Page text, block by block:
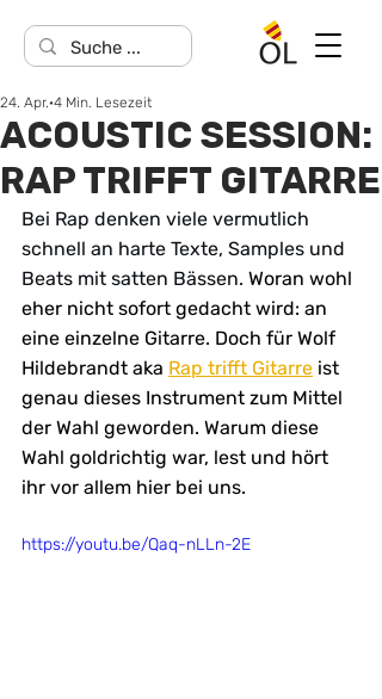
ACOUSTIC SESSION:
RAP TRIFFT GITARRE
24. Apr. 4 Min. Lesezeit
Bei Rap denken viele vermutlich
schnell an harte Texte, Samples und
Beats mit satten Bässen. Woran wohl
eher nicht sofort gedacht wird: an
eine einzelne Gitarre. Doch für Wolf
Hildebrandt aka Rap trifft Gitarre ist
genau dieses Instrument zum Mittel
der Wahl geworden. Warum diese
Wahl goldrichtig war, lest und hört
ihr vor allem hier bei uns.
https://youtu.be/Qaq-nLLn-2E